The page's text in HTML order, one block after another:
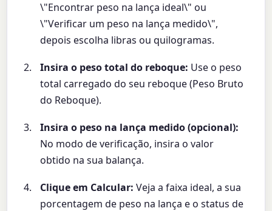
\"Encontrar peso na lança ideal\" ou
\"Verificar um peso na lança medido\",
depois escolha libras ou quilogramas.
Insira o peso total do reboque: Use o peso
total carregado do seu reboque (Peso Bruto
do Reboque).
Insira o peso na lança medido (opcional):
No modo de verificação, insira o valor
obtido na sua balança.
Clique em Calcular: Veja a faixa ideal, a sua
porcentagem de peso na lança e o status de